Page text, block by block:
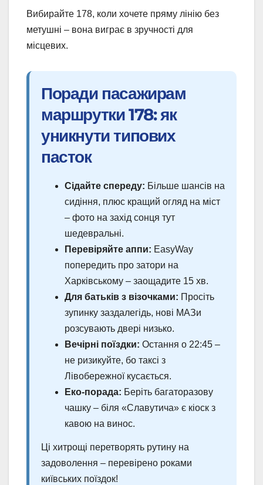
Вибирайте 178, коли хочете пряму лінію без
метушні – вона виграє в зручності для
місцевих.
Поради пасажирам
маршрутки 178: як
уникнути типових
пасток
Сідайте спереду: Більше шансів на
сидіння, плюс кращий огляд на міст
– фото на захід сонця тут
шедевральні.
Перевіряйте аппи: EasyWay
попередить про затори на
Харківському – заощадите 15 хв.
Для батьків з візочками: Просіть
зупинку заздалегідь, нові МАЗи
розсувають двері низько.
Вечірні поїздки: Остання о 22:45 –
не ризикуйте, бо таксі з
Лівобережної кусається.
Еко-порада: Беріть багаторазову
чашку – біля «Славутича» є кіоск з
кавою на винос.
Ці хитрощі перетворять рутину на
задоволення – перевірено роками
київських поїздок!